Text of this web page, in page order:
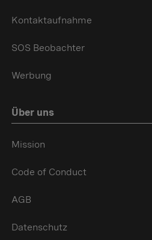
Kontaktaufnahme
SOS Beobachter
Werbung
Über uns
Mission
Code of Conduct
AGB
Datenschutz